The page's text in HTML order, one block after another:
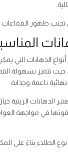
ظهور الفقاعات
الدهانات التي
حيث تتميز بسهولة
ناعمة وجذابة.
الدهانات الزيتية
وقوتها في مواجهة
الطلاء بناءً على